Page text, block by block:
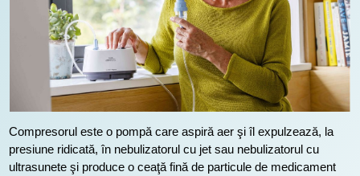
Compresorul este o pompă care aspiră aer şi îl expulzează, la
presiune ridicată, în nebulizatorul cu jet sau nebulizatorul cu
ultrasunete şi produce o ceaţă fină de particule de medicament